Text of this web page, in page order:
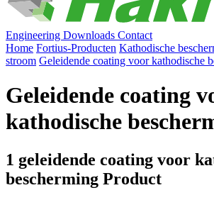
Engineering Downloads Contact
Home Fortius-Producten Kathodische
stroom Geleidende coating voor kathodische
Geleidende coating
kathodische
1 geleidende coating voor
bescherming Product